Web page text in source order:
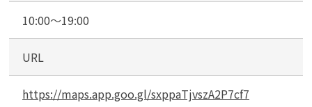
10:00～19:00
URL
https://maps.app.goo.gl/sxppaTjvszA2P7cf7